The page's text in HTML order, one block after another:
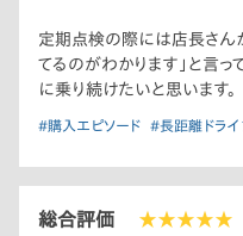
定期点検の際には店長さん
てるのがわかります」と言っ
に乗り続けたいと思います。
#購入エピソード #長距離ドラ
総合評価 ★★★★★